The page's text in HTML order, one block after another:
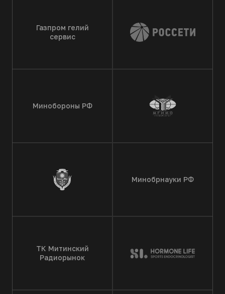
Газпром гелий
сервис
Минобороны РФ
Минобрнауки РФ
ТК Митинский
Радиорынок